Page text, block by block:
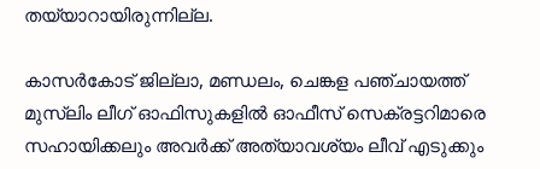
തയ്യാറായിരുന്നില്ല.
കാസർകോട് ജില്ലാ, മണ്ഡലം, ചെങ്കള പഞ്ചായത്ത്‌
മുസ്‌ലിം ലീഗ് ഓഫിസുകളിൽ ഓഫീസ് സെക്രട്ടറിമാരെ
സഹായിക്കലും അവർക്ക് അത്യാവശ്യം ലീവ് എടുക്കും